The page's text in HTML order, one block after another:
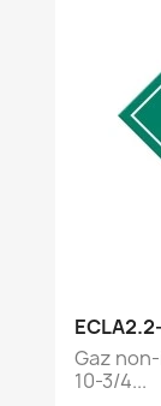
Gaz
10-3/4...